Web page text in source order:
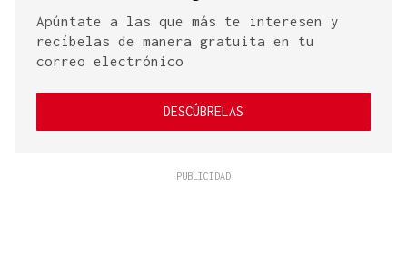
Apúntate a las que más te interesen y
recíbelas de manera gratuita en tu
correo electrónico
DESCÚBRELAS